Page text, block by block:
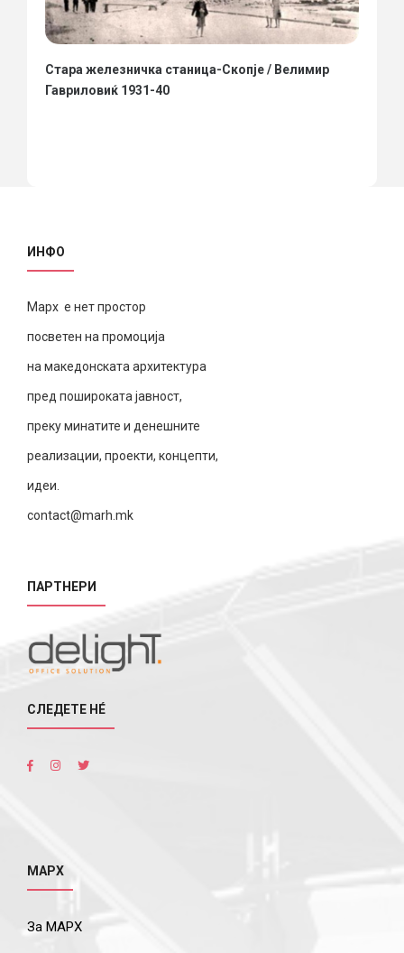
Стара железничка станица-Скопје / Велимир
Гавриловиќ 1931-40
ИНФО
Марх е нет простор
посветен на промоција
на македонската архитектура
пред пошироката јавност,
преку минатите и денешните
реализации, проекти, концепти,
идеи.
contact@marh.mk
ПАРТНЕРИ
СЛЕДЕТЕ НÉ
МАРХ
За МАРХ